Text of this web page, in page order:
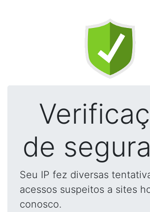
de
Seu IP fez diversas
acessos suspeitos a sites
conosco.